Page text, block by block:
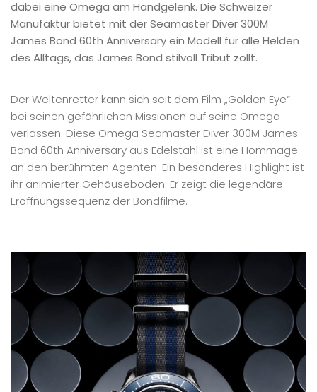
dabei eine Omega am Handgelenk. Die Schweizer
Manufaktur bietet mit der Seamaster Diver 300M
James Bond 60th Anniversary ein Modell für alle Helden
des Alltags, das James Bond stilvoll Tribut zollt.
Der Weltenretter kann sich seit dem Film „Golden Eye“
bei seinen gefährlichen Missionen auf seine Omega
verlassen. Diese Omega Seamaster Diver 300M James
Bond 60th Anniversary aus Edelstahl ist eine Hommage
an den berühmten Agenten. Ein besonderes Highlight ist
ihr animierter Gehäuseboden: Er zeigt die legendäre
Eröffnungssequenz der Bondfilme.